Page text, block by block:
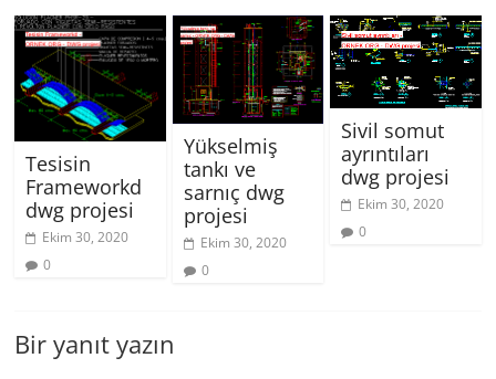
Tesisin
Frameworkd
dwg projesi
Ekim 30, 2020
0
Yükselmiş
tankı ve
sarnıç dwg
projesi
Ekim 30, 2020
0
Sivil somut
ayrıntıları
dwg projesi
Ekim 30, 2020
0
Bir yanıt yazın